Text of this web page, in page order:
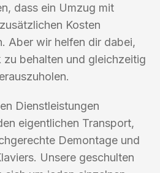
dass ein Umzug mit
Kosten
Aber wir helfen dir dabei,
zu behalten und gleichzeitig
Dienstleistungen
eigentlichen Transport,
Demontage und
Unsere geschulten